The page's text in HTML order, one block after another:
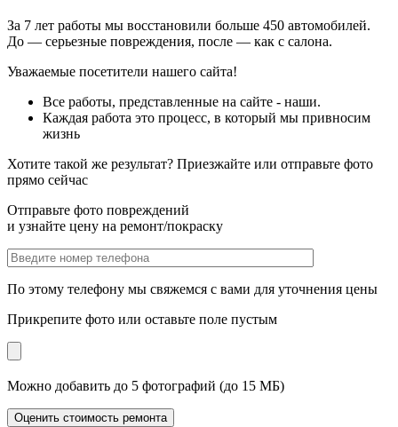
За 7 лет работы мы восстановили больше 450 автомобилей.
До — серьезные повреждения, после — как с салона.
Уважаемые посетители нашего сайта!
Все работы, представленные на сайте - наши.
Каждая работа это процесс, в который мы привносим
жизнь
Хотите такой же результат? Приезжайте или отправьте фото
прямо сейчас
Отправьте фото повреждений
и узнайте цену на ремонт/покраску
По этому телефону мы свяжемся с вами для уточнения цены
Прикрепите фото или оставьте поле пустым
Можно добавить до 5 фотографий (до 15 МБ)